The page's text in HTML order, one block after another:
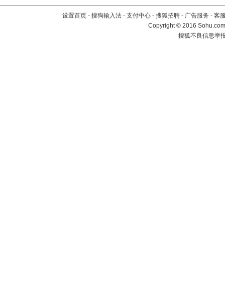
设置首页 - 搜狗输入法 - 支付中心 - 搜狐招聘 - 广告服务 - 客
Copyright©2016
搜狐不良信息举